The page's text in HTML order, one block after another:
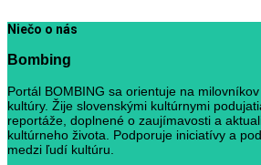
Niečo o nás
Bombing
Portál BOMBING sa orientuje na
kultúry. Žije slovenskými kultúrnymi
reportáže, doplnené o zaujímavosti a
kultúrneho života. Podporuje iniciatívy a
medzi ľudí kultúru.